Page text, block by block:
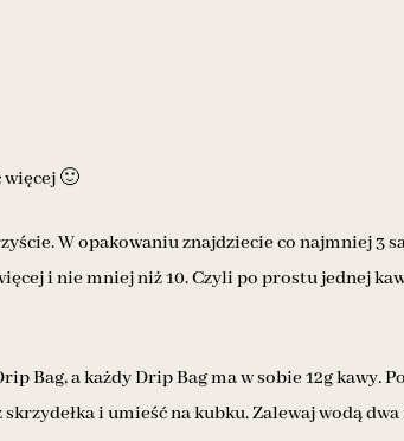
więcej 🙂
W opakowaniu znajdziecie co najmniej 3
i nie mniej niż 10. Czyli po prostu jednej
Bag, a każdy Drip Bag ma w sobie 12g kawy.
i umieść na kubku. Zalewaj wodą